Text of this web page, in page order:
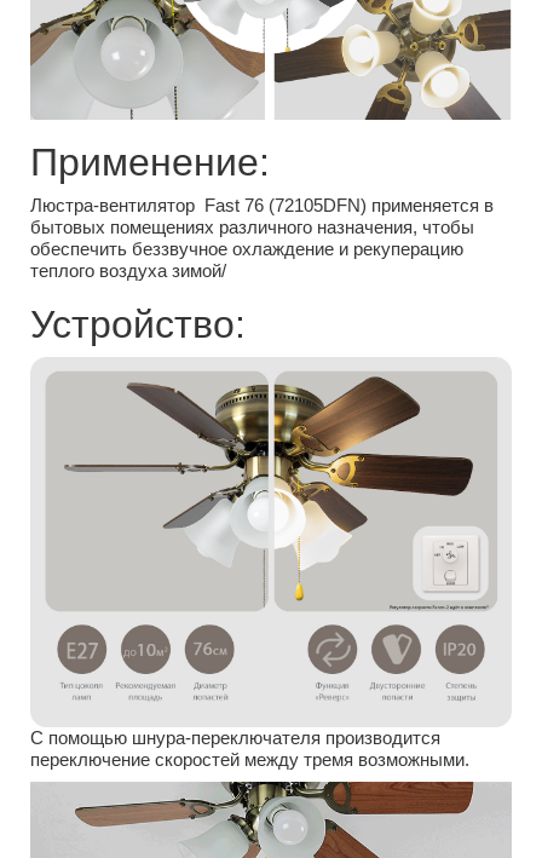
Применение:
Люстра-вентилятор Fast 76 (72105DFN) применяется в
бытовых помещениях различного назначения, чтобы
обеспечить беззвучное охлаждение и рекуперацию
теплого воздуха зимой/
Устройство:
С помощью шнура-переключателя производится
переключение скоростей между тремя возможными.